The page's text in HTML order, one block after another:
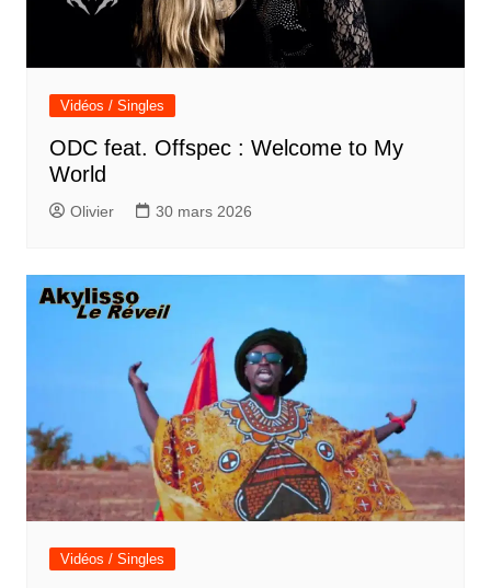
Vidéos / Singles
ODC feat. Offspec : Welcome to My
World
Olivier 30 mars 2026
Vidéos / Singles